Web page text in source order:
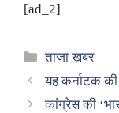
[ad_2]
Categories
ताजा खबर
यह कर्नाटक
कांग्रेस की